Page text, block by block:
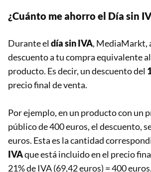
¿Cuánto me ahorro el Día sin
Durante el día sin IVA, MediaMarkt,
descuento a tu compra equivalente
producto. Es decir, un descuento del
precio final de venta.
Por ejemplo, en un producto con un
público de 400 euros, el descuento,
euros. Esta es la cantidad
IVAque está incluido en el precio
21% de IVA (69,42 euros) = 400 euros.